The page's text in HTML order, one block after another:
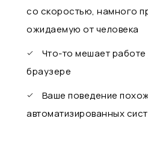
со скоростью, намного
ожидаемую от человека
Что-то мешает
браузере
Ваше поведение
автоматизированных